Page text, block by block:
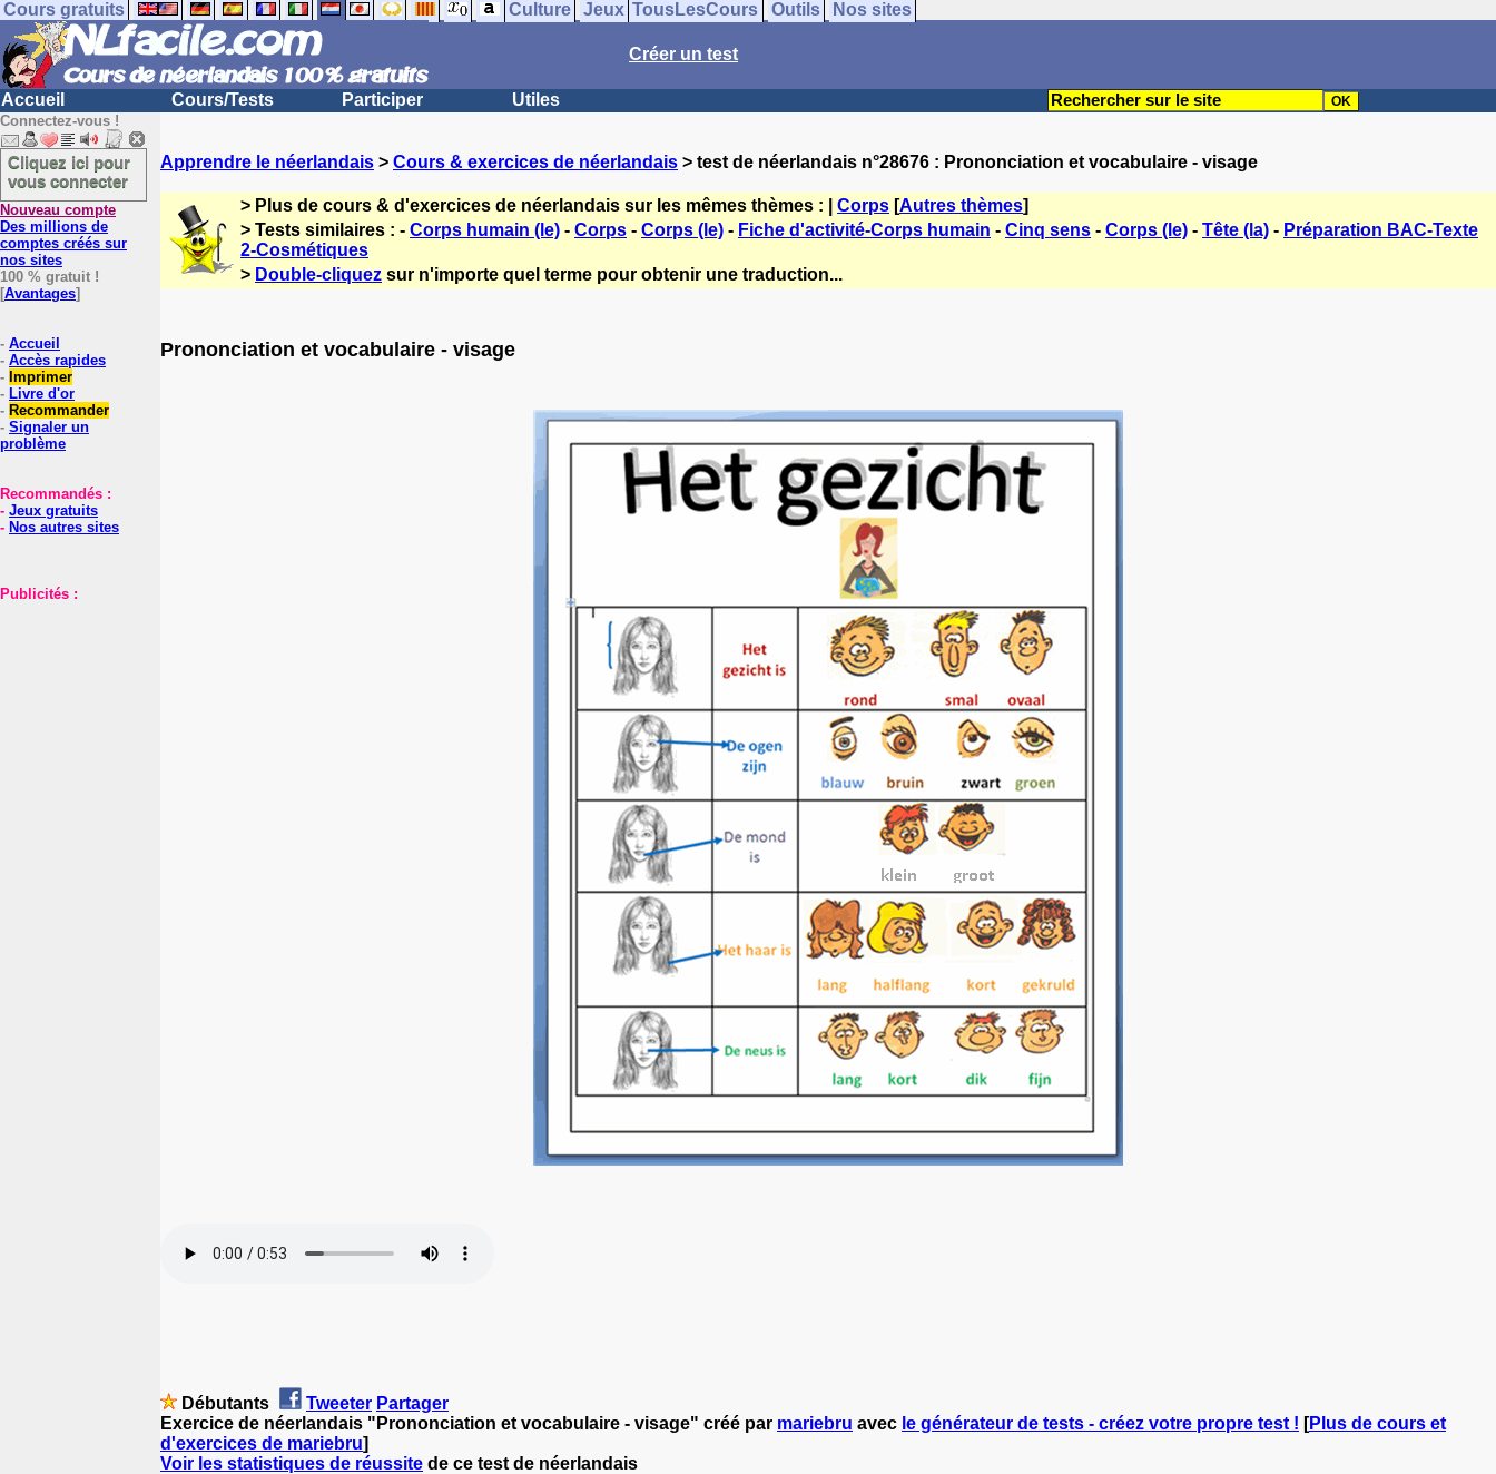
Cours gratuits Culture Jeux TousLesCours Outils Nos sites
Créer un test
Accueil Cours/Tests Participer Utiles
Connectez-vous !
Cliquez ici pour
vous connecter
Nouveau compte
Des millions de
comptes créés sur
nos sites
100 % gratuit !
[Avantages]
- Accueil
- Accès rapides
- Imprimer
- Livre d'or
- Recommander
- Signaler un
problème
Recommandés :
- Jeux gratuits
- Nos autres sites
Publicités :
Apprendre le néerlandais > Cours & exercices de néerlandais > test de néerlandais n°28676 : Prononciation et vocabulaire - visage
> Plus de cours & d'exercices de néerlandais sur les mêmes thèmes : | Corps [Autres thèmes]
> Tests similaires : - Corps humain (le) - Corps - Corps (le) - Fiche d'activité-Corps humain - Cinq sens - Corps (le) - Tête (la) - Préparation BAC-Texte
2-Cosmétiques
> Double-cliquez sur n'importe quel terme pour obtenir une traduction...
Prononciation et vocabulaire - visage
Débutants Tweeter Partager
Exercice de néerlandais "Prononciation et vocabulaire - visage" créé par mariebru avec le générateur de tests - créez votre propre test ! [Plus de cours et
d'exercices de mariebru]
Voir les statistiques de réussite de ce test de néerlandais